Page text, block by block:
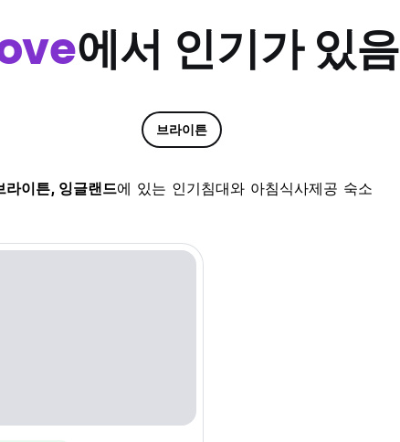
에서 인기가 있음
브라이튼
브라이튼, 잉글랜드에 있는 인기침대와 아침식사제공 숙소